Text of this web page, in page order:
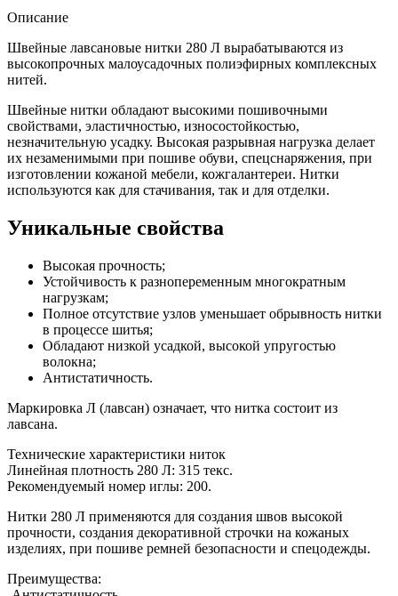
Описание
Швейные лавсановые нитки 280 Л вырабатываются из
высокопрочных малоусадочных полиэфирных комплексных
нитей.
Швейные нитки обладают высокими пошивочными
свойствами, эластичностью, износостойкостью,
незначительную усадку. Высокая разрывная нагрузка делает
их незаменимыми при пошиве обуви, спецснаряжения, при
изготовлении кожаной мебели, кожгалантереи. Нитки
используются как для стачивания, так и для отделки.
Уникальные свойства
Высокая прочность;
Устойчивость к разнопеременным многократным
нагрузкам;
Полное отсутствие узлов уменьшает обрывность нитки
в процессе шитья;
Обладают низкой усадкой, высокой упругостью
волокна;
Антистатичность.
Маркировка Л (лавсан) означает, что нитка состоит из
лавсана.
Технические характеристики ниток
Линейная плотность 280 Л: 315 текс.
Рекомендуемый номер иглы: 200.
Нитки 280 Л применяются для создания швов высокой
прочности, создания декоративной строчки на кожаных
изделиях, при пошиве ремней безопасности и спецодежды.
Преимущества: